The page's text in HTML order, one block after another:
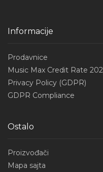
Informacije
Prodavnice
Music Max Credit Rate
Privacy Policy (GDPR)
GDPR Compliance
Ostalo
Proizvođači
Mapa sajta